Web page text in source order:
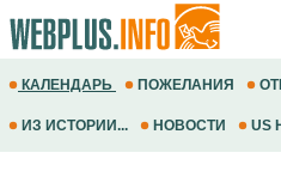
КАЛЕНДАРЬ ПОЖЕЛАНИЯ
ИЗ ИСТОРИИ... НОВОСТИ US